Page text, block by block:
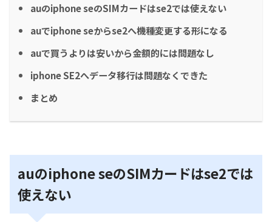
auのiphone seのSIMカードはse2では使えない
auでiphone seからse2へ機種変更する形になる
auで買うよりは安いから金額的には問題なし
iphone SE2へデータ移行は問題なくできた
まとめ
auのiphone seのSIMカードはse2では
使えない